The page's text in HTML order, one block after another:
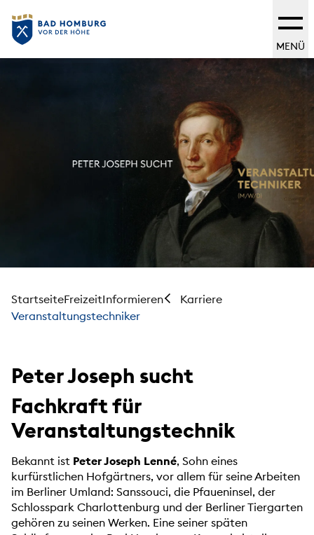
MENÜ
StartseiteFreizeitInformieren
Karriere
Veranstaltungstechniker
Peter Joseph sucht
Fachkraft für
Veranstaltungstechnik
Bekannt ist Peter Joseph Lenné, Sohn eines
kurfürstlichen Hofgärtners, vor allem für seine Arbeiten
im Berliner Umland: Sanssouci, die Pfaueninsel, der
Schlosspark Charlottenburg und der Berliner Tiergarten
gehören zu seinen Werken. Eine seiner späten